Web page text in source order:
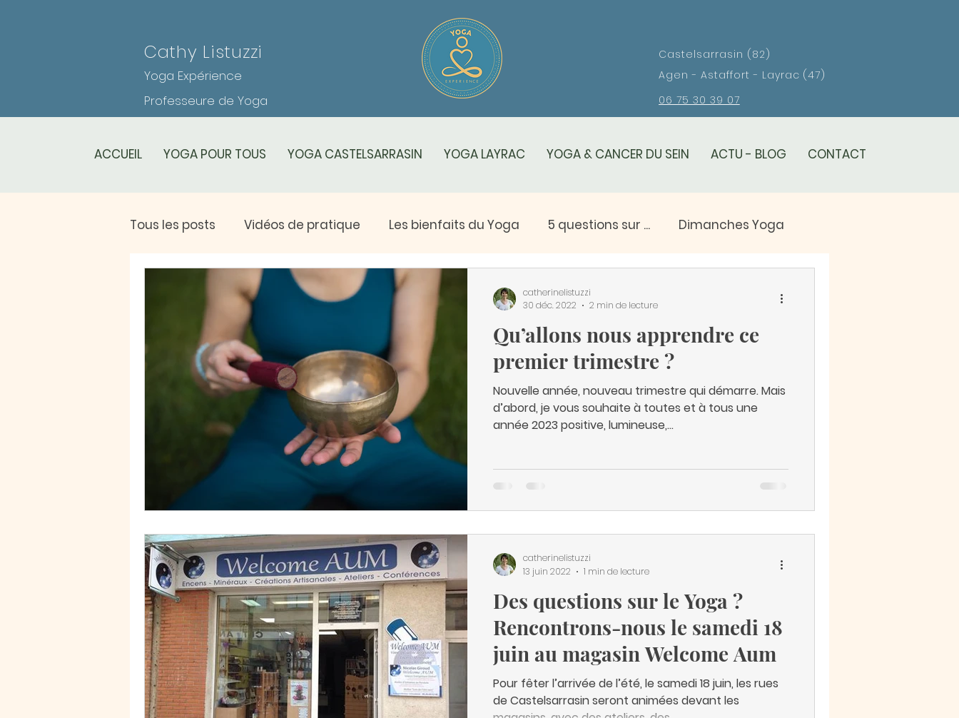
Cathy Listuzzi
Professeure de Yoga
Yoga Expérience
Castelsarrasin (82)
Agen - Astaffort - Layrac (47)
06 75 30 39 07
ACCUEIL YOGA POUR TOUS YOGA CASTELSARRASIN YOGA LAYRAC YOGA & CANCER DU SEIN ACTU - BLOG CONTACT
Tous les posts Vidéos de pratique Les bienfaits du Yoga 5 questions sur ... Dimanches Yoga
Planning des cours Les spécificités du yoga
Qu’allons nous apprendre ce
premier trimestre ?
Nouvelle année, nouveau trimestre qui démarre. Mais
d’abord, je vous souhaite à toutes et à tous une
année 2023 positive, lumineuse,...
catherinelistuzzi
30 déc. 2022
2 min de lecture
Des questions sur le Yoga ?
Rencontrons-nous le samedi 18
juin au magasin Welcome Aum
Pour fêter l’arrivée de l’été, le samedi 18 juin, les rues
de Castelsarrasin seront animées devant les
catherinelistuzzi
13 juin 2022
1 min de lecture